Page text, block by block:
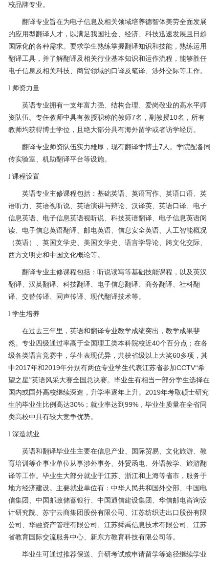
校品牌专业。
翻译专业旨在为电子信息及相关领域培养德智体美劳全面发展
的应用型翻译人才，以满足我国社会、经济、科技迅速发展且日趋
国际化的各种需求。要求学生熟练掌握翻译知识和技能，熟练运用
翻译工具，并了解翻译及相关行业基本知识和运作流程，能够胜任
电子信息及相关科技、商贸领域的口译及笔译、涉外交际等工作。
l 师资力量
英语专业拥有一支年富力强、结构合理、爱岗敬业的高水平师
资队伍。专任教师中具有教授职称的教师7名，副教授10名，所有
教师均获得博士学位，且绝大部分具有海外留学或者访学经历。
翻译专业师资队伍实力雄厚，现有翻译学博士7 人。学院配备同
传实验室、机助翻译平台等设施。
l 课程设置
英语专业主修课程包括：基础英语、英语写作、英语口语、英
语听力、英语视听说、英语演讲与辩论、汉译英、英语口译、电子
信息英语、电子信息英语视听说、科技英语翻译、电子信息英语阅
读、电子信息英语翻译、邮电英语、信息安全英语、人工智能概况
（英语）、英国文学史、美国文学史、语言学导论、跨文化交际、
西方文明史和中国文化概论等。
翻译专业主修课程包括：听说读写等基础技能课程，以及英汉
翻译、汉英翻译、科技翻译、电子信息翻译、商务翻译、社科翻
译、交替传译、同声传译、现代翻译技术等。
l 学生培养
在过去三年里，英语和翻译专业教学成绩突出，教学成果斐
然。专业四级通过率高于全国理工类本科院校近40个百分点；在各
级各类语言竞赛中，学生表现优异，共获省级以上大奖60多项，其
中 2017年和2019年分别有两位专业学生代表江苏省参加CCTV“希
望之星”英语风采大赛全国总决赛。毕业生有相当一部分学生选择在
国内或国外高校继续深造，升学率逐年上升。 2019年考取硕士研究
生的毕业生比例高达30% ；就业率达到 99% ，毕业生质量在全省同
类高校中具有较大竞争优势。
l 深造就业
英语和翻译毕业生主要在信息产业、国际贸易、文化旅游、教
育培训等企事业单位从事涉外事务、外贸函电、外语教学、旅游翻
译等工作。毕业生大部分就业于江苏、浙江和上海等省市，服务于
地方经济建设。主要就业单位有：中华人民共和国外交部、中国电
信集团、中国邮政储蓄银行、中国通信建设集团、华信邮电咨询设
计研究院、苏宁云商集团股份有限公司、江苏纺织进出口股份有限
公司、华融资产管理有限公司、江苏舜禹信息技术有限公司、江苏
省教育国际交流服务中心、新东方教育科技有限公司等。
毕业生可通过推荐保送、升研考试或申请留学等途径继续学业